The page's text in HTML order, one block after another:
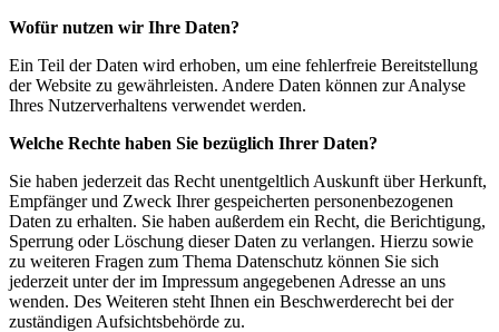
Wofür nutzen wir Ihre Daten?
Ein Teil der Daten wird erhoben, um eine fehlerfreie Bereitstellung
der Website zu gewährleisten. Andere Daten können zur Analyse
Ihres Nutzerverhaltens verwendet werden.
Welche Rechte haben Sie bezüglich Ihrer Daten?
Sie haben jederzeit das Recht unentgeltlich Auskunft über Herkunft,
Empfänger und Zweck Ihrer gespeicherten personenbezogenen
Daten zu erhalten. Sie haben außerdem ein Recht, die Berichtigung,
Sperrung oder Löschung dieser Daten zu verlangen. Hierzu sowie
zu weiteren Fragen zum Thema Datenschutz können Sie sich
jederzeit unter der im Impressum angegebenen Adresse an uns
wenden. Des Weiteren steht Ihnen ein Beschwerderecht bei der
zuständigen Aufsichtsbehörde zu.